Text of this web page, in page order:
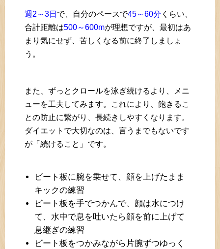
週2～3日 で、自分のペースで45～60分 くらい、
合計距離は500～600mが理想ですが、最初はあ
まり気にせず、苦しくなる前に終了しましょ
う。
また、ずっとクロールを泳ぎ続けるより、メニ
ューを工夫してみます。これにより、飽きるこ
との防止に繋がり、長続きしやすくなります。
ダイエットで大切なのは、言うまでもないです
が「続けること」です。
ビート板に腕を乗せて、顔を上げたまま
キックの練習
ビート板を手でつかんで、顔は水につけ
て、水中で息を吐いたら顔を前に上げて
息継ぎの練習
ビート板をつかみながら片腕ずつゆっく